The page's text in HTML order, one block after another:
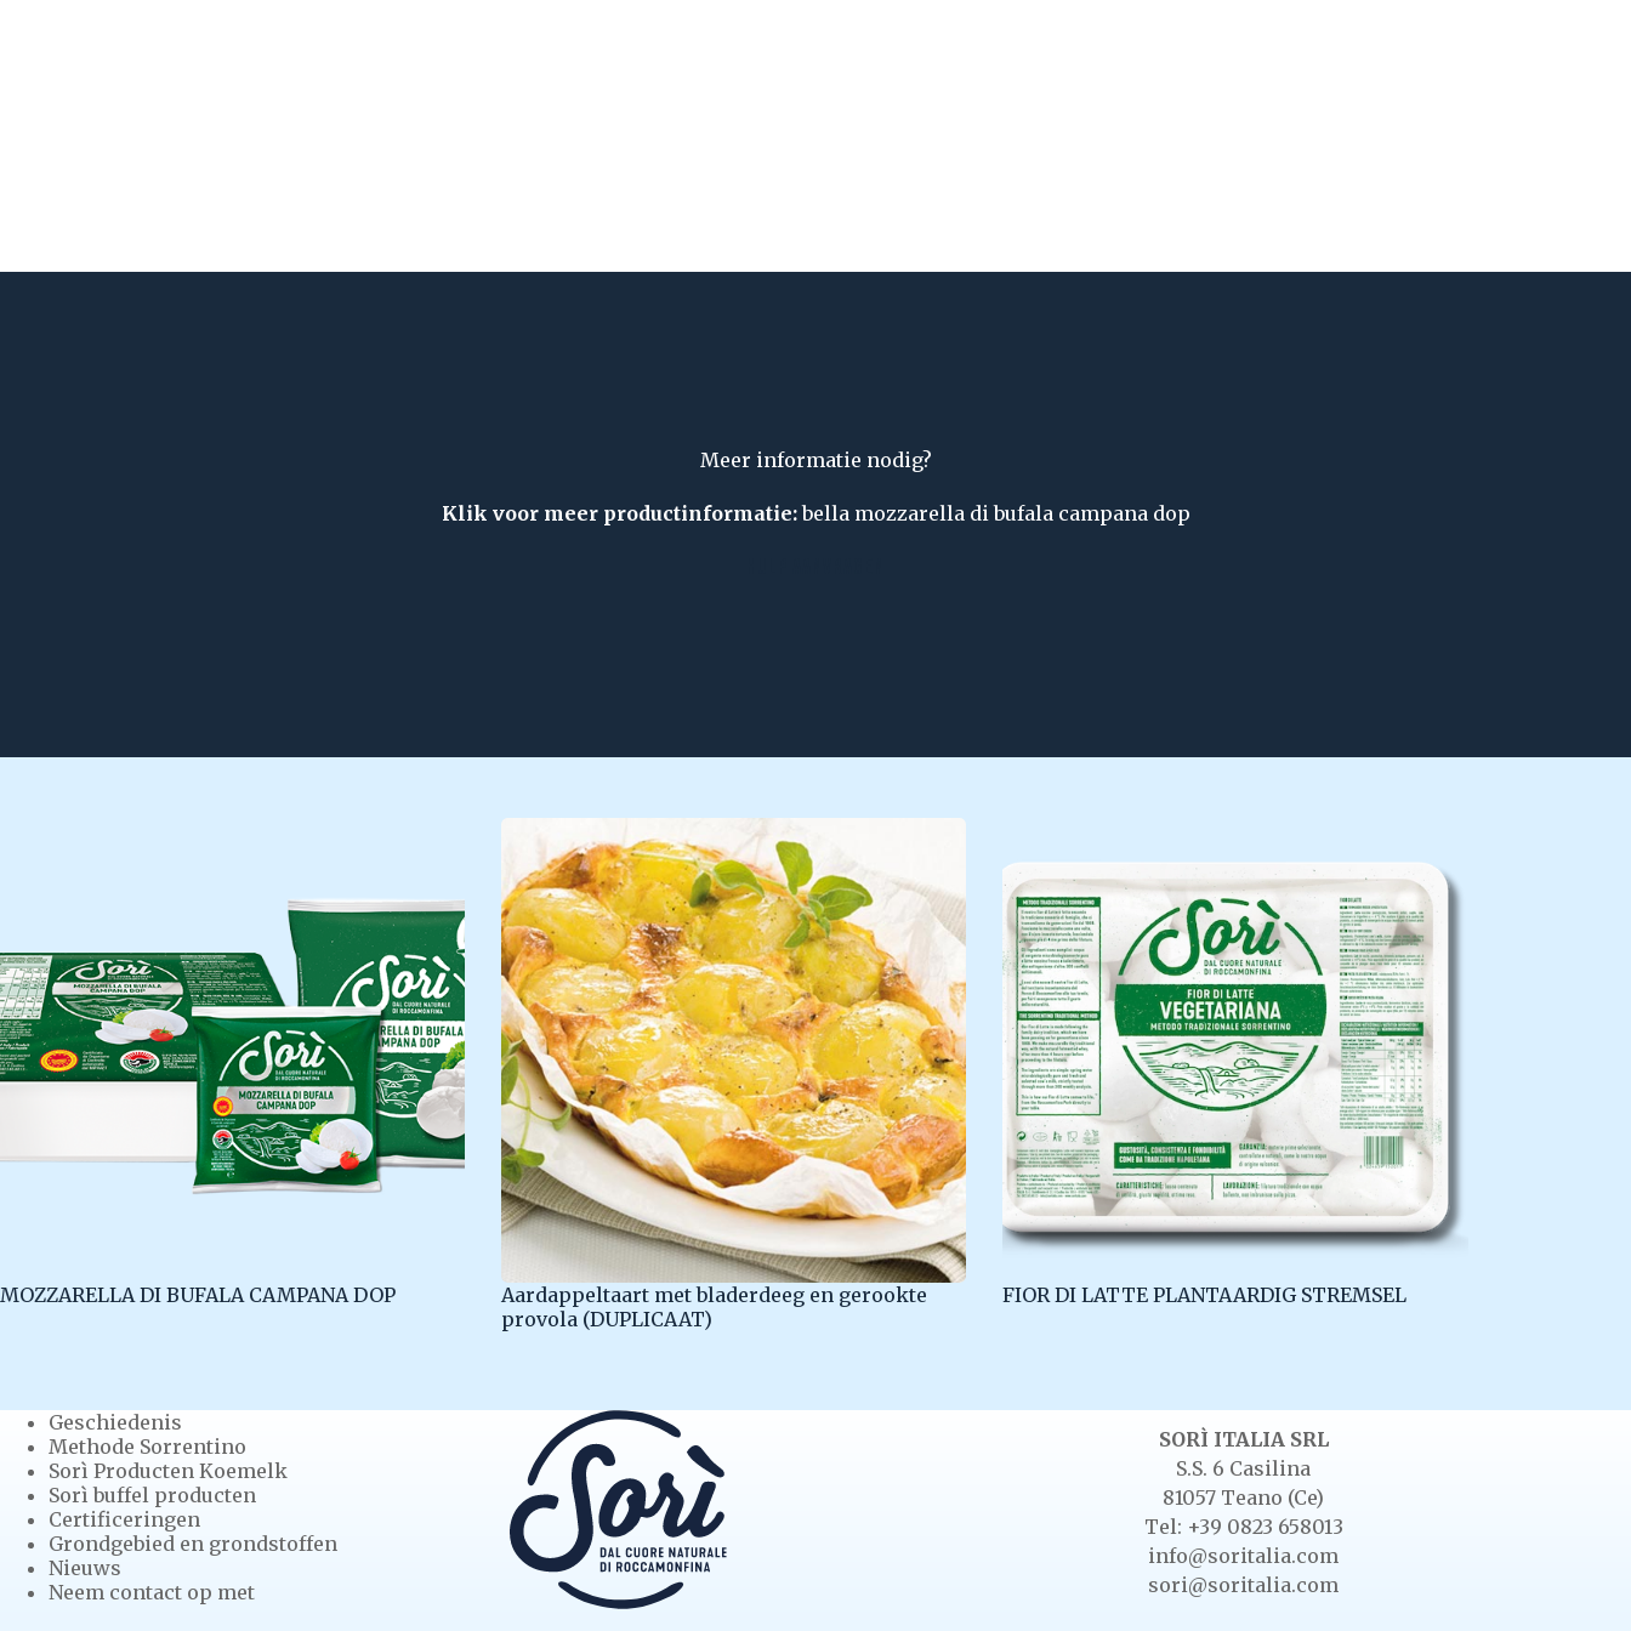
Meer informatie nodig?
Klik voor meer productinformatie:bella mozzarella di bufala campana dop
MOZZARELLA DI BUFALA CAMPANA DOP
Aardappeltaart met bladerdeeg en gerookte
provola (DUPLICAAT)
FIOR DI LATTE PLANTAARDIG STREMSEL
Geschiedenis
Methode Sorrentino
Sorì Producten Koemelk
Sorì buffel producten
Certificeringen
Grondgebied en grondstoffen
Nieuws
Neem contact op met
SORÌ ITALIA SRL
S.S. 6 Casilina
81057 Teano (Ce)
Tel: +39 0823 658013
info@soritalia.com
sori@soritalia.com